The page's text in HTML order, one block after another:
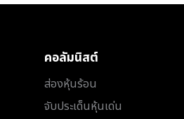
คอลัมนิสต์
ส่องหุ้นร้อน
จับประเด็นหุ้นเด่น